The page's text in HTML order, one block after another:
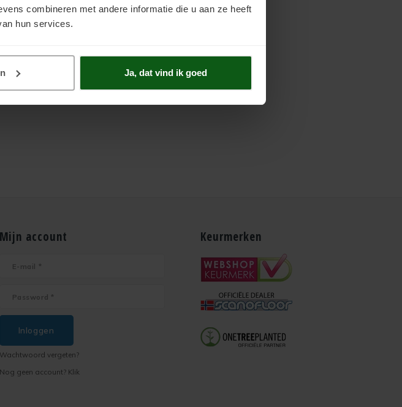
combineren met andere informatie die u aan ze heeft
hun services.
Ja, dat vind ik goed
Mijn account
Inloggen
Wachtwoord vergeten?
Nog geen account? Klik
Keurmerken